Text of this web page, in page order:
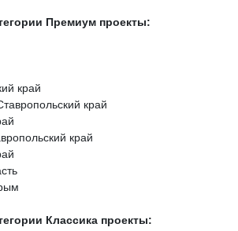
Премиум проекты:
край
край
край
Классика проекты: